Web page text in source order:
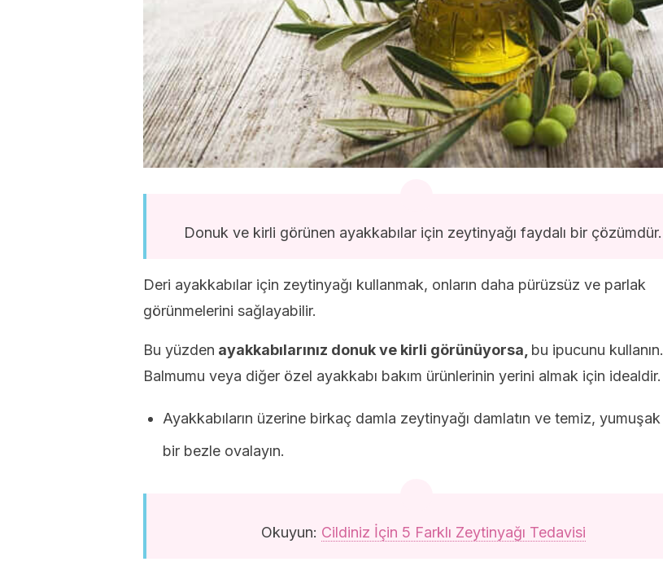
Donuk ve kirli görünen ayakkabılar için zeytinyağı faydalı bir çözümdür.
Deri ayakkabılar için zeytinyağı kullanmak, onların daha pürüzsüz ve parlak
görünmelerini sağlayabilir.
Bu yüzden ayakkabılarınız donuk ve kirli görünüyorsa, bu ipucunu kullanın.
Balmumu veya diğer özel ayakkabı bakım ürünlerinin yerini almak için idealdir.
Ayakkabıların üzerine birkaç damla zeytinyağı damlatın ve temiz, yumuşak
bir bezle ovalayın.
Okuyun: Cildiniz İçin 5 Farklı Zeytinyağı Tedavisi